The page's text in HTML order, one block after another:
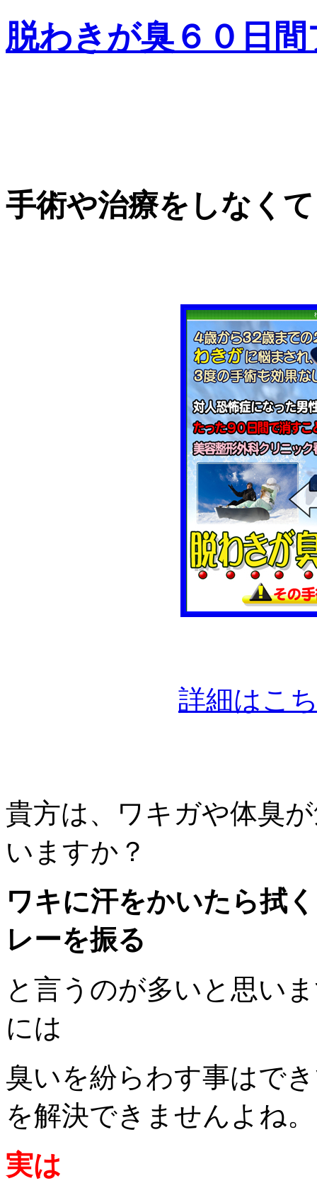
脱わきが臭６０日
手術や治療をしなく
詳細はこ
貴方は、ワキガや体臭
いますか？
ワキに汗をかいたら拭
レーを振る
と言うのが多いと思い
には
臭いを紛らわす事はで
を解決できませんよね。
実は